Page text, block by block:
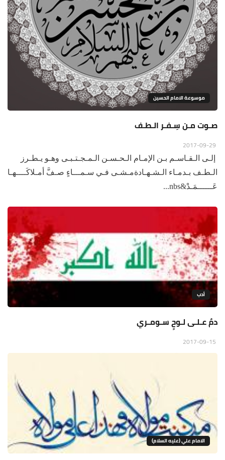
موسوعة الامام الحسين
صـوت مـن سِـفـر الـطـف
إلـى الـقـاسـم بـن الإمـام الـحـسـن الـمـجـتـبـى وهـو يـطـرز
الـطـف بـدمـاء الـشـهـادةمـشـى فـي سـمـــاءٍ صـفَّ أمـلاكَــــهـا
عَــــــمَـدْ&nbs...
أدب
دمٌ عـلـى لـوحٍ سـومـري
الامام علي (عليه السلام)